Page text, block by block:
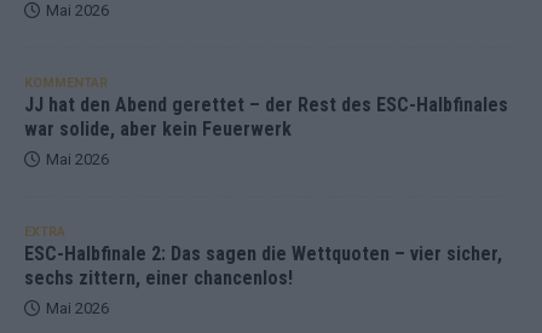
Mai 2026
KOMMENTAR
JJ hat den Abend gerettet – der Rest des ESC-Halbfinales
war solide, aber kein Feuerwerk
Mai 2026
EXTRA
ESC-Halbfinale 2: Das sagen die Wettquoten – vier sicher,
sechs zittern, einer chancenlos!
Mai 2026